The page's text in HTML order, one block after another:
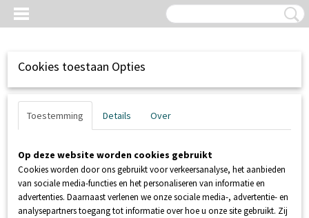
Cookies toestaan Opties
Toestemming Details Over
Op deze website worden cookies gebruikt
Cookies worden door ons gebruikt voor verkeersanalyse, het aanbieden
van sociale media-functies en het personaliseren van informatie en
advertenties. Daarnaast verlenen we onze sociale media-, advertentie- en
analysepartners toegang tot informatie over hoe u onze site gebruikt. Zij